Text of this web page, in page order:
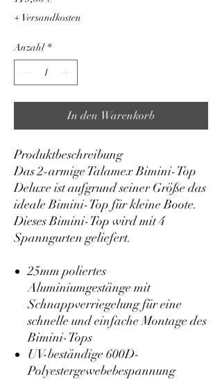
+ Versandkosten
Anzahl *
In den Warenkorb
Produktbeschreibung
Das 2-armige Talamex Bimini-Top
Deluxe ist aufgrund seiner Größe das
ideale Bimini-Top für kleine Boote.
Dieses Bimini-Top wird mit 4
Spanngurten geliefert.
25mm poliertes
Aluminiumgestänge mit
Schnappverriegelung für eine
schnelle und einfache Montage des
Bimini-Tops
UV-beständige 600D-
Polyestergewebebespannung